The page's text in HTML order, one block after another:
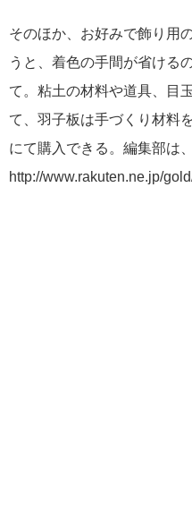
そのほか、お好みで飾り用
うと、着色の手間が省ける
て。粘土の材料や道具、目
て、羽子板は手づくり材料
にて購入できる。編集部は
http://www.rakuten.ne.jp/